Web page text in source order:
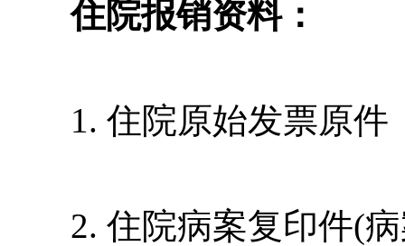
住院报销资料：
1. 住院原始发票原件
2. 住院病案复印件(病